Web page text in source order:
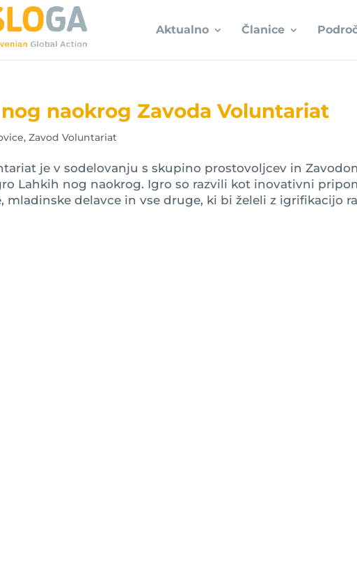
Aktualno Članice
naokrog Zavoda Voluntariat
,Zavod Voluntariat
je v sodelovanju s skupino prostovoljcev in
Lahkih nog naokrog. Igro so razvili kot inovativni
mladinske delavce in vse druge, ki bi želeli z igrifikacijo